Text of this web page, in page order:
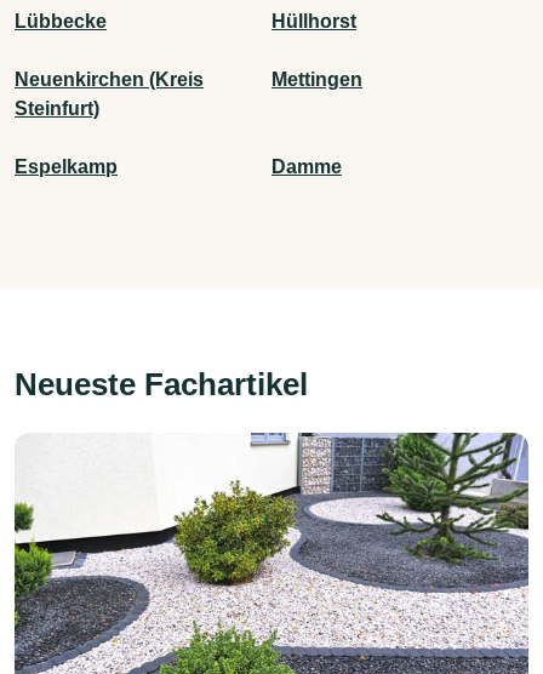
Lübbecke Hüllhorst
Neuenkirchen (Kreis
Steinfurt)
Mettingen
Espelkamp Damme
Neueste Fachartikel